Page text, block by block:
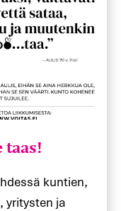
kuntien,
yritysten ja